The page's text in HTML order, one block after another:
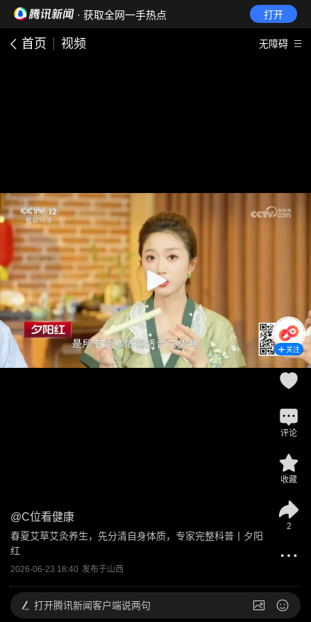
· 获取全网一手热点 打开
首页 视频 无障碍
@C位看健康
春夏艾草艾灸养生，先分清自身体质，专家完整科普丨夕阳
红
2026-06-23 18:40 发布于山西
关注
评论
收藏
2
打开腾讯新闻客户端说两句